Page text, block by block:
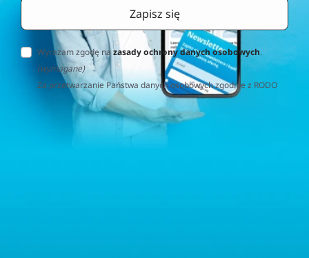
Wyrażam zgodę nazasady ochrony danych osobowych.
(wymagane)
Za przetwarzanie Państwa danych osobowych zgodnie z RODO
(Rozporządzenie o Ochronie Danych Osobowych) odpowiedzialna
jest firma Home&Decor Sp. z o.o., Instalatorów 17/108, 02-237
Warszawa, Polska, NIP: PL5223059837 („Administrator”). W